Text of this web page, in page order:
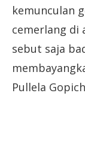
kemunculan
cemerlang di
sebut saja
Pullela